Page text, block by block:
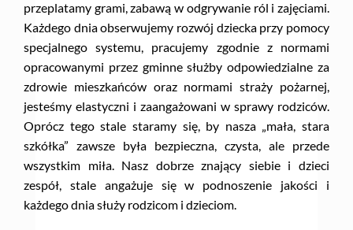
przeplatamy grami, zabawą w odgrywanie ról i zajęciami.
Każdego dnia obserwujemy rozwój dziecka przy pomocy
specjalnego systemu, pracujemy zgodnie z normami
opracowanymi przez gminne służby odpowiedzialne za
zdrowie mieszkańców oraz normami straży pożarnej,
jesteśmy elastyczni i zaangażowani w sprawy rodziców.
Oprócz tego stale staramy się, by nasza „mała, stara
szkółka” zawsze była bezpieczna, czysta, ale przede
wszystkim miła. Nasz dobrze znający siebie i dzieci
zespół, stale angażuje się w podnoszenie jakości i
każdego dnia służy rodzicom i dzieciom.